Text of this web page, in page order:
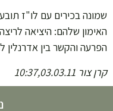
שמונה בכירים עם לו"ז
האימון שלהם: היציאה
הפרעה והקשר בין אדרנלין
קרן צור
10:37,03.03.11